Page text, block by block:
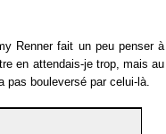
Renner fait un peu penser à
en attendais-je trop, mais au
bouleversé par celui-là.